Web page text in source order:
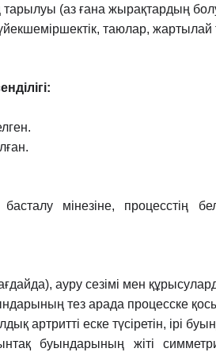
(аз ғана жырақтардың
таюлар,
мінезіне, процесстің
ауру сезімі мен
тез арада процесске
артритті еске түсіретін, ірі
буындарының жіті